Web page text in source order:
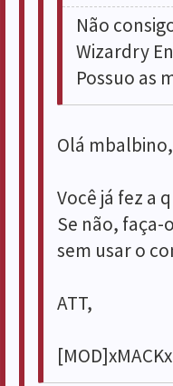
Não
Wizardry
Possuo as
Olá mbalbino,
Você já fez a
Se não, faça-
sem usar o
ATT,
[MOD]xMACKx